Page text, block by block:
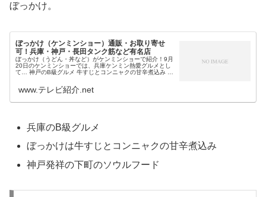
ぼっかけ。
ぼっかけ（ケンミンショー）通販・お取り寄せ
可！兵庫・神戸・長田タンク筋など有名店
ぼっかけ（うどん・丼など）がケンミンショーで紹介！9月
20日のケンミンショーでは、兵庫ケンミン熱愛グルメとし
て… 神戸のB級グルメ 牛すじとコンニャクの甘辛煮込み ご
ーのレシピにも使う ...
www.テレビ紹介.net
兵庫のB級グルメ
ぼっかけは牛すじとコンニャクの甘辛煮込み
神戸発祥の下町のソウルフード